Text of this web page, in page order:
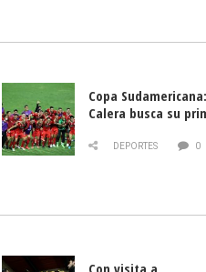
Copa
Calera busca su
DEPORTES 0